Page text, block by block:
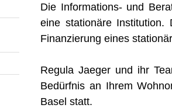
Die Informations- und
eine stationäre Institution.
Finanzierung eines
Regula Jaeger und ihr
Bedürfnis an Ihrem
Basel statt.